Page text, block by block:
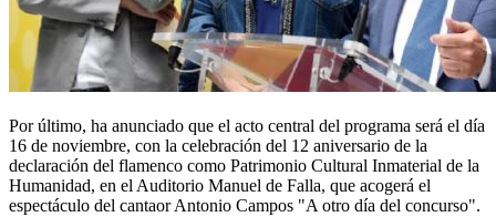
Por último, ha anunciado que el acto central del programa será el día
16 de noviembre, con la celebración del 12 aniversario de la
declaración del flamenco como Patrimonio Cultural Inmaterial de la
Humanidad, en el Auditorio Manuel de Falla, que acogerá el
espectáculo del cantaor Antonio Campos "A otro día del concurso".